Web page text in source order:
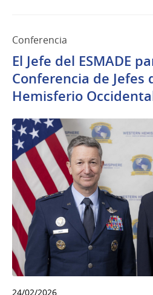
Conferencia
El Jefe del ESMADE
Conferencia de Jefes
Hemisferio
24/02/2026